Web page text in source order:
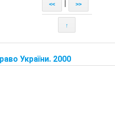
<< >>
↑
України. 2000